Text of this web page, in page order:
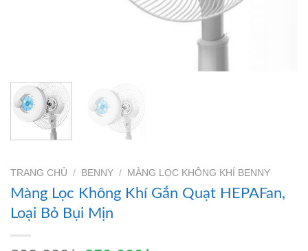
TRANG CHỦ / BENNY / MÀNG LỌC KHÔNG KHÍ BENNY
Màng Lọc Không Khí Gắn Quạt HEPAFan,
Loại Bỏ Bụi Mịn